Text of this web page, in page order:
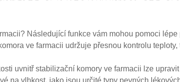
Následující funkce vám mohou pomoci lépe
ve farmacii udržuje přesnou kontrolu
uvnitř stabilizační komory ve farmacii lze
na vlhkost, jako jsou určité typy pevných